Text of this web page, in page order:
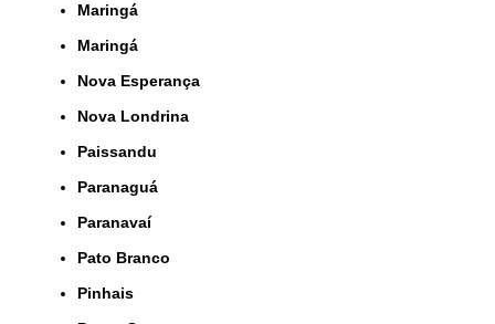
Maringá
Maringá
Nova Esperança
Nova Londrina
Paissandu
Paranaguá
Paranavaí
Pato Branco
Pinhais